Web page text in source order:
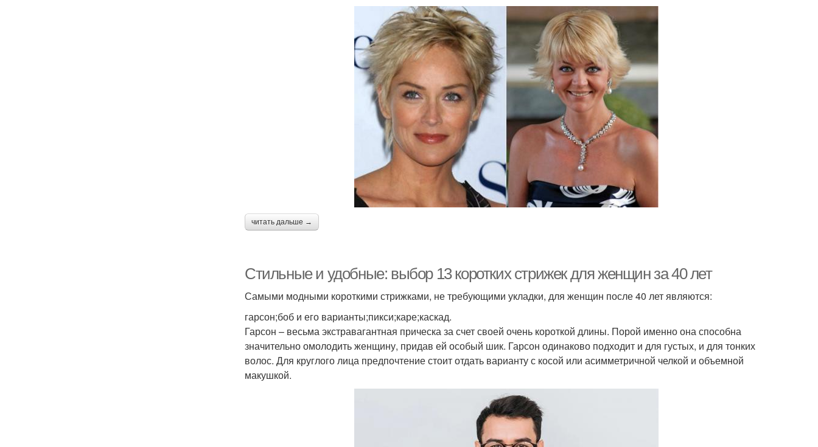
читать дальше →
Стильные и удобные: выбор 13 коротких стрижек для женщин за 40 лет
Самыми модными короткими стрижками, не требующими укладки, для женщин после 40 лет являются:
гарсон;боб и его варианты;пикси;каре;каскад.
Гарсон – весьма экстравагантная прическа за счет своей очень короткой длины. Порой именно она способна
значительно омолодить женщину, придав ей особый шик. Гарсон одинаково подходит и для густых, и для тонких
волос. Для круглого лица предпочтение стоит отдать варианту с косой или асимметричной челкой и объемной
макушкой.